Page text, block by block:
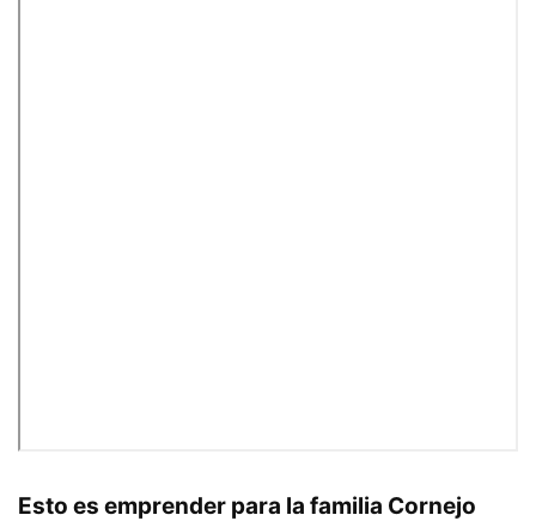
Esto es emprender para la familia Cornejo